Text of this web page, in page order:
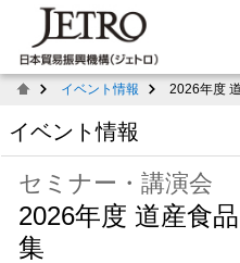
イベント情報 2026年度
イベント情報
セミナー・講演会
2026年度 道産食
集